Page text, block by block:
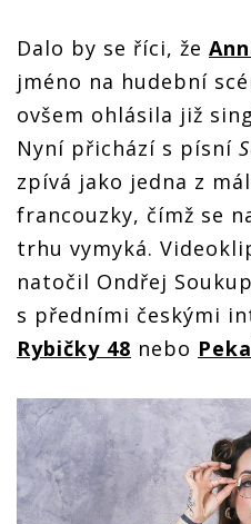
Dalo by se říci, že
jméno na hudební
ovšem ohlásila již
Nyní přichází s písní
zpívá jako jedna z
francouzky, čímž se
trhu vymyká.
natočil Ondřej
s předními českými
Rybičky 48 nebo